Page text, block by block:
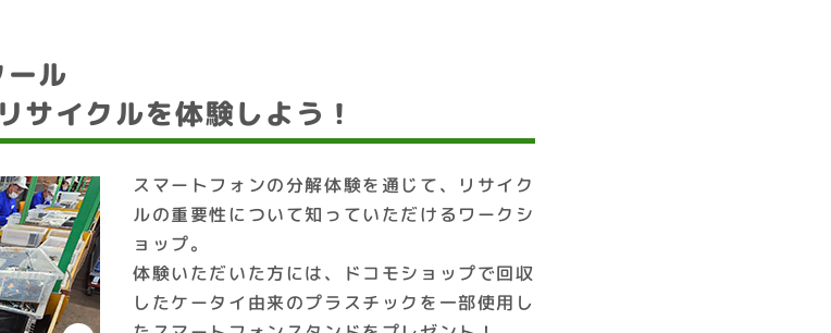
ル
サイクルを体験しよう！
スマートフォンの分解体験を通じて、リサイク
ルの重要性について知っていただけるワークシ
ョップ。
体験いただいた方には、ドコモショップで回収
したケータイ由来のプラスチックを一部使用し